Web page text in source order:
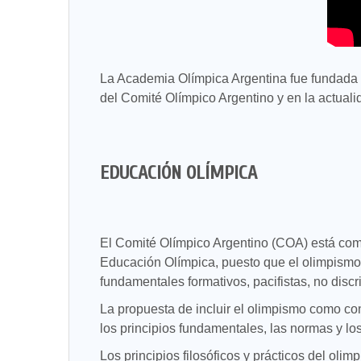
La Academia Olímpica Argentina fue
del Comité Olímpico Argentino y en la
EDUCACIÓN OLÍMPICA
El Comité Olímpico Argentino (COA) está
Educación Olímpica, puesto que el
fundamentales formativos, pacifistas, no
La propuesta de incluir el olimpismo como
los principios fundamentales, las normas y
Los principios filosóficos y prácticos del